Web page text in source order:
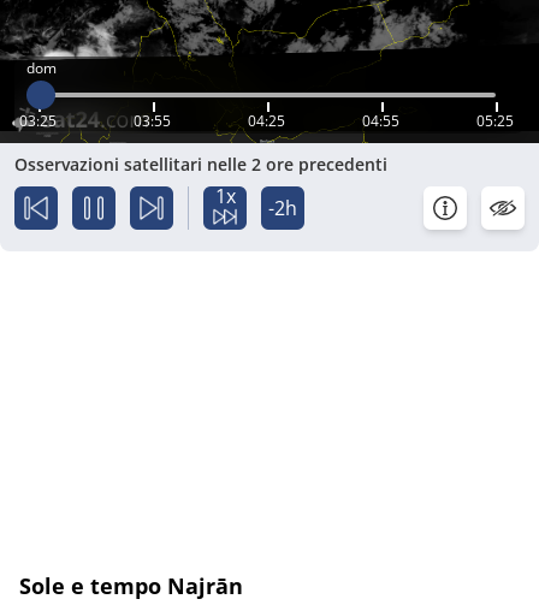
dom
03:25 03:55 04:25 04:55 05:25
Osservazioni satellitari nelle 2 ore precedenti
1x -2h
Sole e tempo Najrān